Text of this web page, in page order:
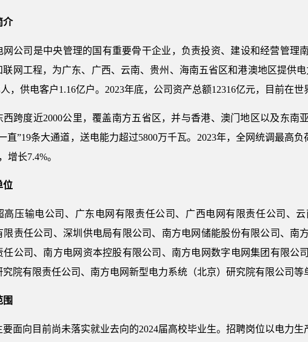
介
网公司是中央管理的国有重要骨干企业，负责投资、建设和经营管理
联网工程，为广东、广西、云南、贵州、海南五省区和港澳地区提供
，供电客户1.16亿户。2023年底，公司资产总额12316亿元，目前在世
西跨度近2000公里，覆盖南方五省区，并与香港、澳门地区以及东南
直”19条大通道，送电能力超过5800万千瓦。2023年，全网统调最高
增长7.4%。
位
高压输电公司、广东电网有限责任公司、广西电网有限责任公司、
限责任公司、深圳供电局有限公司、南方电网储能股份有限公司、南
任公司、南方电网资本控股有限公司、南方电网数字电网集团有限公
院有限责任公司、南方电网新型电力系统（北京）研究院有限公司等
围
面向目前尚未落实就业去向的2024届高校毕业生。招聘岗位以电力生